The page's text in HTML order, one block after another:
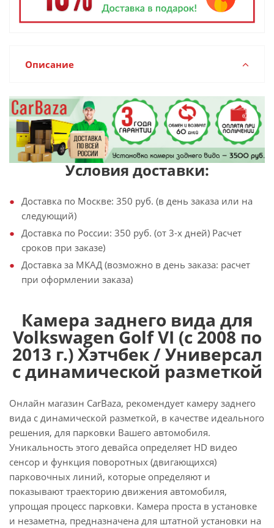
Описание
Условия доставки:
Доставка по Москве: 350 руб. (в день заказа или на
следующий)
Доставка по России: 350 руб. (от 3-х дней) Расчет
сроков при заказе)
Доставка за МКАД (возможно в день заказа: расчет
при оформлении заказа)
Камера заднего вида для
Volkswagen Golf VI (с 2008 по
2013 г.) Хэтчбек / Универсал
с динамической разметкой
Онлайн магазин CarBaza, рекомендует камеру заднего
вида с динамической разметкой, в качестве идеального
решения, для парковки Вашего автомобиля.
Уникальность этого девайса определяет HD видео
сенсор и функция поворотных (двигающихся)
парковочных линий, которые определяют и
показывают траекторию движения автомобиля,
упрощая процесс парковки. Камера проста в установке
и незаметна, предназначена для штатной установки на